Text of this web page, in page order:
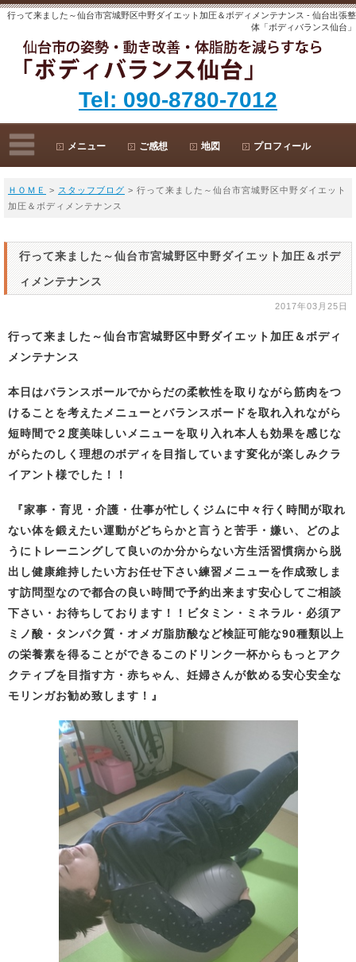
行って来ました～仙台市宮城野区中野ダイエット加圧＆ボディメンテナンス - 仙台出張整
体「ボディバランス仙台」
Tel: 090-8780-7012
メニュー ご感想 地図 プロフィール
ＨＯＭＥ > スタッフブログ > 行って来ました～仙台市宮城野区中野ダイエット
加圧＆ボディメンテナンス
行って来ました～仙台市宮城野区中野ダイエット加圧＆ボデ
ィメンテナンス
2017年03月25日
行って来ました～仙台市宮城野区中野ダイエット加圧＆ボディ
メンテナンス
本日はバランスボールでからだの柔軟性を取りながら筋肉をつ
けることを考えたメニューとバランスボードを取れ入れながら
短時間で２度美味しいメニューを取り入れ本人も効果を感じな
がらたのしく理想のボディを目指しています変化が楽しみクラ
イアント様でした！！
『家事・育児・介護・仕事が忙しくジムに中々行く時間が取れ
ない体を鍛えたい運動がどちらかと言うと苦手・嫌い、どのよ
うにトレーニングして良いのか分からない方生活習慣病から脱
出し健康維持したい方お任せ下さい練習メニューを作成致しま
す訪問型なので都合の良い時間で予約出来ます安心してご相談
下さい・お待ちしております！！ ビタミン・ミネラル・必須ア
ミノ酸・タンパク質・オメガ脂肪酸など検証可能な90種類以上
の栄養素を得ることができるこのドリンク一杯から もっとアク
クティブを目指す方・赤ちゃん、妊婦さんが飲める安心安全な
モリンガお勧め致します！』